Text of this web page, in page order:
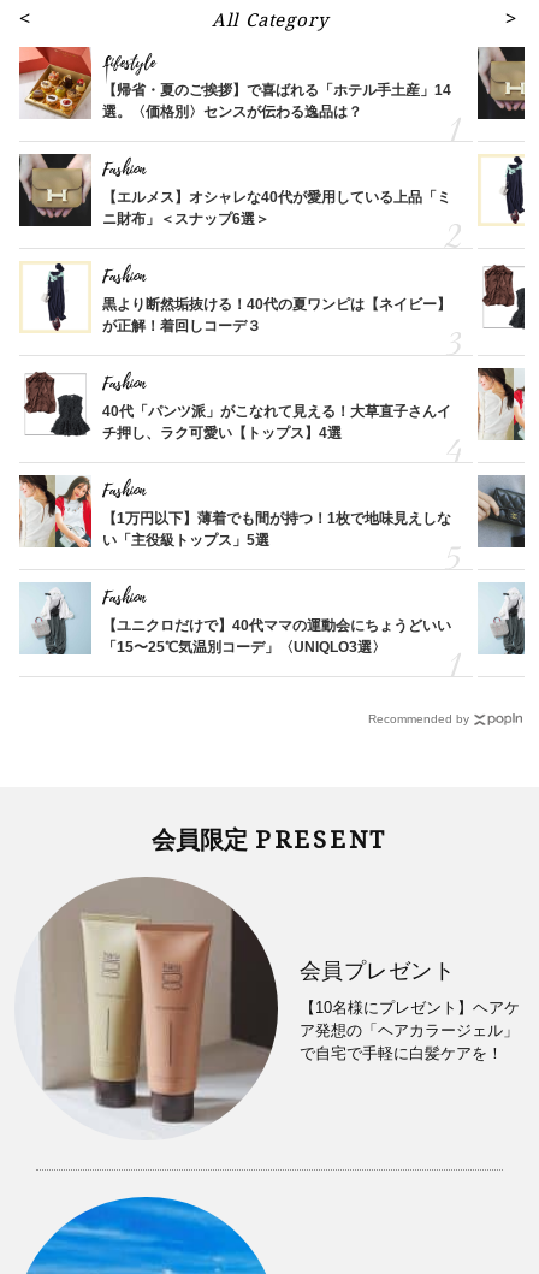
All Category
Lifestyle
【帰省・夏のご挨拶】で喜ばれる「ホテル手土産」14
選。〈価格別〉センスが伝わる逸品は？
Fashion
【エルメス】オシャレな40代が愛用している上品「ミ
ニ財布」＜スナップ6選＞
Fashion
黒より断然垢抜ける！40代の夏ワンピは【ネイビー】
が正解！着回しコーデ３
Fashion
40代「パンツ派」がこなれて見える！大草直子さんイ
チ押し、ラク可愛い【トップス】4選
Fashion
【1万円以下】薄着でも間が持つ！1枚で地味見えしな
い「主役級トップス」5選
Fashion
【ユニクロだけで】40代ママの運動会にちょうどいい
「15〜25℃気温別コーデ」〈UNIQLO3選〉
Recommended by
会員限定 PRESENT
会員プレゼント
【10名様にプレゼント】ヘアケ
ア発想の「ヘアカラージェル」
で自宅で手軽に白髪ケアを！